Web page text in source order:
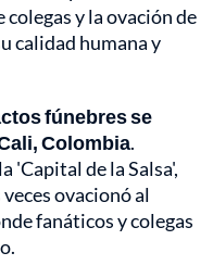
y la ovación de
calidad humana y
fúnebres se
Colombia.
'Capital de la Salsa',
ovacionó al
fanáticos y colegas